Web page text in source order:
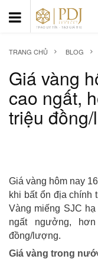
TRANG CHỦ BLOG
Giá vàng
cao ngất,
triệu
Giá vàng hôm nay
khi bất ổn địa chính
Vàng miếng SJC
ngất ngưởng,
đồng/lượng.
Giá vàng